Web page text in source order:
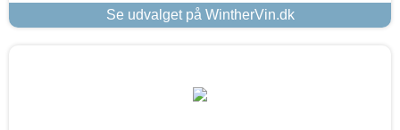
Se udvalget på WintherVin.dk